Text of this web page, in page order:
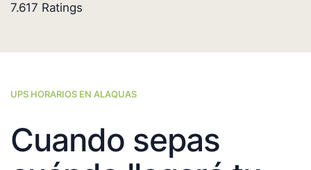
7.617 Ratings
UPS HORARIOS EN ALAQUAS
Cuando sepas